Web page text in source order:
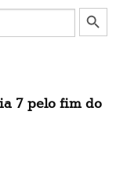
Search Button
7 pelo fim do